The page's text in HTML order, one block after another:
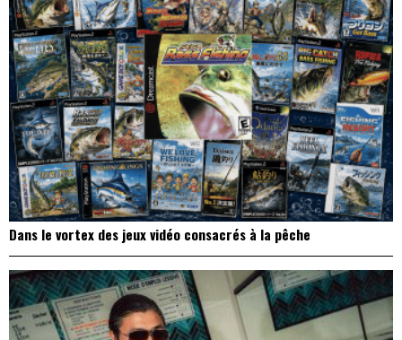
Dans le vortex des jeux vidéo consacrés à la pêche